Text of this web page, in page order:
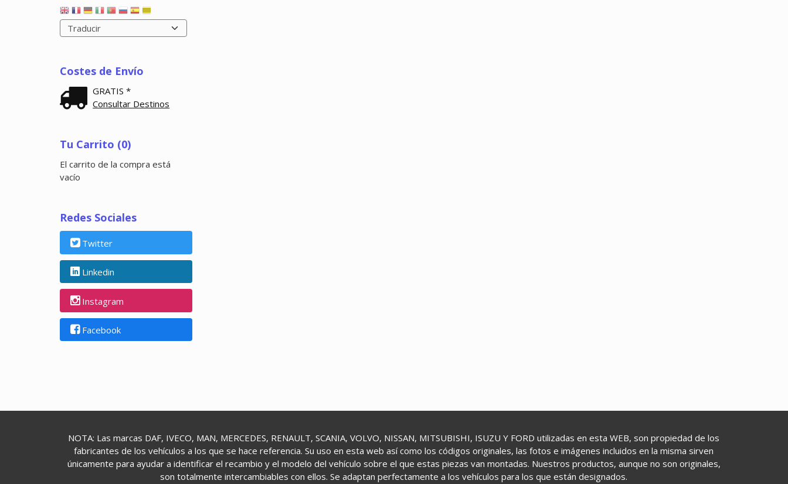
Costes de Envío
GRATIS *
Consultar Destinos
Tu Carrito (0)
El carrito de la compra está
vacío
Redes Sociales
Twitter
Linkedin
Instagram
Facebook
NOTA: Las marcas DAF, IVECO, MAN, MERCEDES, RENAULT, SCANIA, VOLVO, NISSAN, MITSUBISHI, ISUZU Y FORD utilizadas en esta WEB, son propiedad de los
fabricantes de los vehículos a los que se hace referencia. Su uso en esta web así como los códigos originales, las fotos e imágenes incluidos en la misma sirven
únicamente para ayudar a identificar el recambio y el modelo del vehículo sobre el que estas piezas van montadas. Nuestros productos, aunque no son originales,
son totalmente intercambiables con ellos. Se adaptan perfectamente a los vehículos para los que están designados.